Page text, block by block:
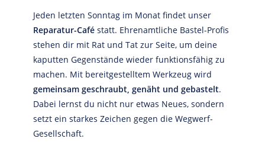
Jeden letzten Sonntag im Monat findet unser
Reparatur-Caféstatt. Ehrenamtliche Bastel-Profis
stehen dir mit Rat und Tat zur Seite, um deine
kaputten Gegenstände wieder funktionsfähig zu
machen. Mit bereitgestelltem Werkzeug wird
gemeinsam geschraubt, genäht und gebastelt.
Dabei lernst du nicht nur etwas Neues, sondern
setzt ein starkes Zeichen gegen die Wegwerf-
Gesellschaft.